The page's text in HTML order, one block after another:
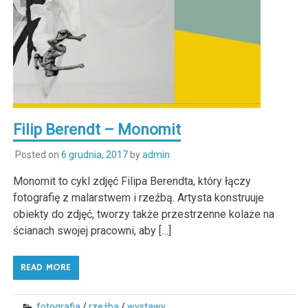
Filip Berendt – Monomit
Posted on 6 grudnia, 2017byadmin
Monomit to cykl zdjęć Filipa Berendta, który łączy
fotografię z malarstwem i rzeźbą. Artysta konstruuje
obiekty do zdjęć, tworzy także przestrzenne kolaże na
ścianach swojej pracowni, aby […]
READ MORE